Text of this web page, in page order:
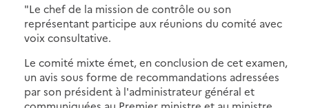
"Le chef de la mission de contrôle ou son
représentant participe aux réunions du comité avec
voix consultative.
Le comité mixte émet, en conclusion de cet examen,
un avis sous forme de recommandations adressées
par son président à l'administrateur général et